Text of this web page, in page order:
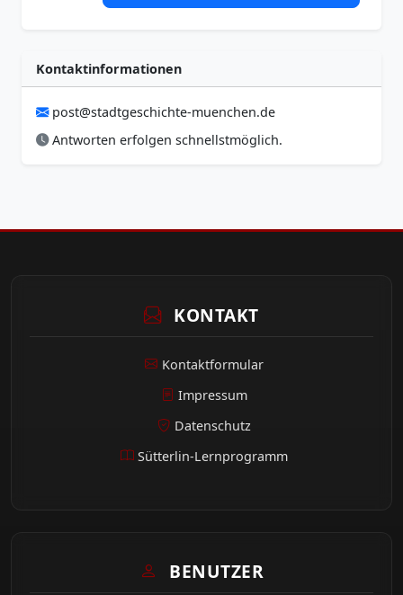
Kontaktinformationen
post@stadtgeschichte-muenchen.de
Antworten erfolgen schnellstmöglich.
KONTAKT
Kontaktformular
Impressum
Datenschutz
Sütterlin-Lernprogramm
BENUTZER